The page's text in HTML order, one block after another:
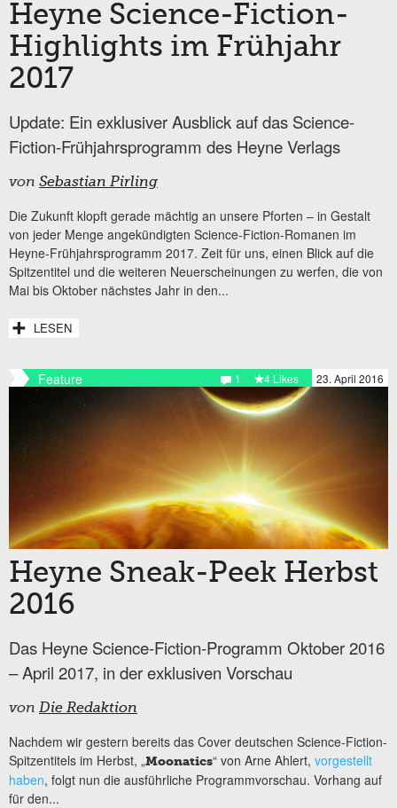
Heyne Science-Fiction-
Highlights im Frühjahr
2017
Update: Ein exklusiver Ausblick auf das Science-
Fiction-Frühjahrsprogramm des Heyne Verlags
von Sebastian Pirling
Die Zukunft klopft gerade mächtig an unsere Pforten – in Gestalt
von jeder Menge angekündigten Science-Fiction-Romanen im
Heyne-Frühjahrsprogramm 2017. Zeit für uns, einen Blick auf die
Spitzentitel und die weiteren Neuerscheinungen zu werfen, die von
Mai bis Oktober nächstes Jahr in den...
LESEN
Feature 23. April 2016
4 Likes
1
Heyne Sneak-Peek Herbst
2016
Das Heyne Science-Fiction-Programm Oktober 2016
– April 2017, in der exklusiven Vorschau
von Die Redaktion
Nachdem wir gestern bereits das Cover deutschen Science-Fiction-
Spitzentitels im Herbst, „Moonatics“ von Arne Ahlert, vorgestellt
haben, folgt nun die ausführliche Programmvorschau. Vorhang auf
für den...